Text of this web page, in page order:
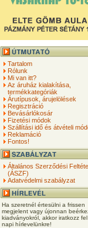
Tartalom
Rólunk
Mi van itt?
Az áruház kialakítása,
termékkategóriák
Árutípusok, árujelölések
Regisztráció
Bevásárlókosár
Fizetési módok
Szállítási idő és átvételi
Reklamáció
Fontos!
Általános Szerződési
(ÁSZF)
Adatvédelmi szabályzat
Ha szeretnél értesülni a frissen
megjelent vagy újonnan
kiadványokról, akkor iratkozz fel
napi hírlevelünkre!